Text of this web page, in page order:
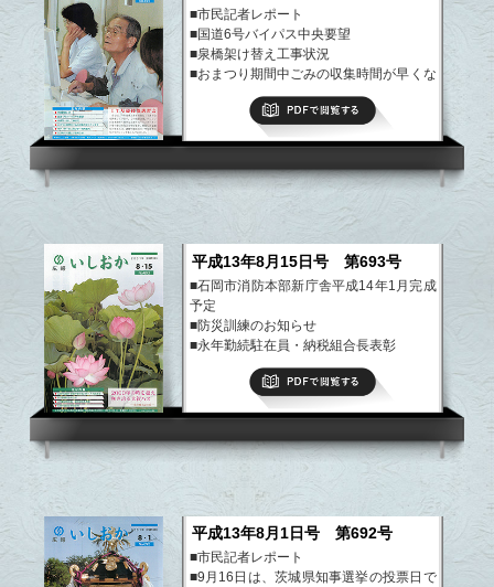
■市民記者レポート
■国道6号バイパス中央要望
■泉橋架け替え工事状況
■おまつり期間中ごみの収集時間が早くな
■市デイサービスセンター利用案内
■ひまわりの館よりお知らせ
PDFで閲覧する
平成13年8月15日号 第693号
■石岡市消防本部新庁舎平成14年1月完成
予定
■防災訓練のお知らせ
■永年勤続駐在員・納税組合長表彰
■石岡市議会定例会日程
PDFで閲覧する
平成13年8月1日号 第692号
■市民記者レポート
■9月16日は、茨城県知事選挙の投票日で